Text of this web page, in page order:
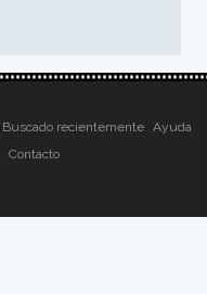
Buscado recientemente
Ayuda
Contacto